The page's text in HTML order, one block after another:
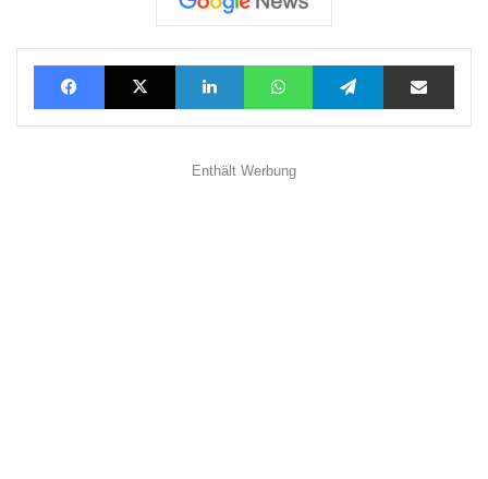
FacebookX LinkedInWhatsAppTelegramTeilen via E-Mail
Enthält Werbung